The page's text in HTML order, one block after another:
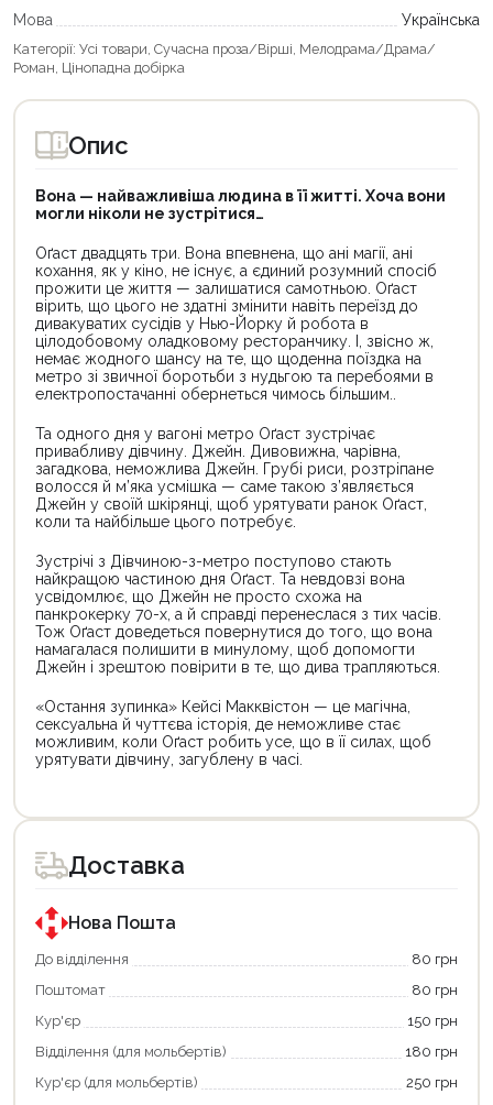
Мова
Українська
Категорії: Усі товари, Сучасна проза/Вірші, Мелодрама/Драма/
Роман, Цінопадна добірка
Опис
Вона — найважливіша людина в її житті. Хоча вони
могли ніколи не зустрітися…
Оґаст двадцять три. Вона впевнена, що ані магії, ані
кохання, як у кіно, не існує, а єдиний розумний спосіб
прожити це життя — залишатися самотньою. Оґаст
вірить, що цього не здатні змінити навіть переїзд до
дивакуватих сусідів у Нью-Йорку й робота в
цілодобовому оладковому ресторанчику. І, звісно ж,
немає жодного шансу на те, що щоденна поїздка на
метро зі звичної боротьби з нудьгою та перебоями в
електропостачанні обернеться чимось більшим..
Та одного дня у вагоні метро Оґаст зустрічає
привабливу дівчину. Джейн. Дивовижна, чарівна,
загадкова, неможлива Джейн. Грубі риси, розтріпане
волосся й м’яка усмішка — саме такою з’являється
Джейн у своїй шкірянці, щоб урятувати ранок Оґаст,
коли та найбільше цього потребує.
Зустрічі з Дівчиною-з-метро поступово стають
найкращою частиною дня Оґаст. Та невдовзі вона
усвідомлює, що Джейн не просто схожа на
панкрокерку 70-х, а й справді перенеслася з тих часів.
Тож Оґаст доведеться повернутися до того, що вона
намагалася полишити в минулому, щоб допомогти
Джейн і зрештою повірити в те, що дива трапляються.
«Остання зупинка» Кейсі Макквістон — це магічна,
сексуальна й чуттєва історія, де неможливе стає
можливим, коли Оґаст робить усе, що в її силах, щоб
урятувати дівчину, загублену в часі.
товар
для
покупки
державною
програмою
єКнига.
Використовуйте
карту
щоб
зекономити
та
отримати
Доставка
Нова Пошта
До відділення
80 грн
Поштомат
80 грн
Кур'єр
150 грн
Відділення (для мольбертів)
180 грн
Кур'єр (для мольбертів)
250 грн